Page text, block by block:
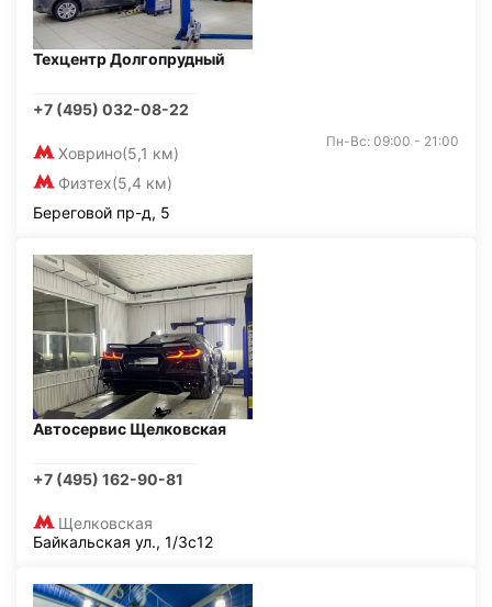
Техцентр Долгопрудный
+7 (495) 032-08-22
Ховрино(5,1 км)
Физтех(5,4 км)
Пн-Вс: 09:00 - 21:00
Береговой пр-д, 5
Автосервис Щелковская
+7 (495) 162-90-81
Щелковская
Байкальская ул., 1/3с12